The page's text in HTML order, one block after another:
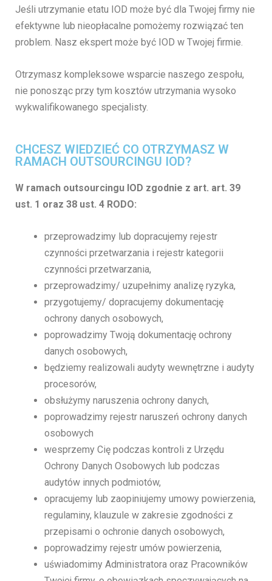
Jeśli utrzymanie etatu IOD może być dla Twojej firmy nie
efektywne lub nieopłacalne pomożemy rozwiązać ten
problem. Nasz ekspert może być IOD w Twojej firmie.
Otrzymasz kompleksowe wsparcie naszego zespołu,
nie ponosząc przy tym kosztów utrzymania wysoko
wykwalifikowanego specjalisty.
CHCESZ WIEDZIEĆ CO OTRZYMASZ W
RAMACH OUTSOURCINGU IOD?
W ramach outsourcingu IOD zgodnie z art. art. 39
ust. 1 oraz 38 ust. 4 RODO:
przeprowadzimy lub dopracujemy rejestr
czynności przetwarzania i rejestr kategorii
czynności przetwarzania,
przeprowadzimy/ uzupełnimy analizę ryzyka,
przygotujemy/ dopracujemy dokumentację
ochrony danych osobowych,
poprowadzimy Twoją dokumentację ochrony
danych osobowych,
będziemy realizowali audyty wewnętrzne i audyty
procesorów,
obsłużymy naruszenia ochrony danych,
poprowadzimy rejestr naruszeń ochrony danych
osobowych
wesprzemy Cię podczas kontroli z Urzędu
Ochrony Danych Osobowych lub podczas
audytów innych podmiotów,
opracujemy lub zaopiniujemy umowy powierzenia,
regulaminy, klauzule w zakresie zgodności z
przepisami o ochronie danych osobowych,
poprowadzimy rejestr umów powierzenia,
uświadomimy Administratora oraz Pracowników